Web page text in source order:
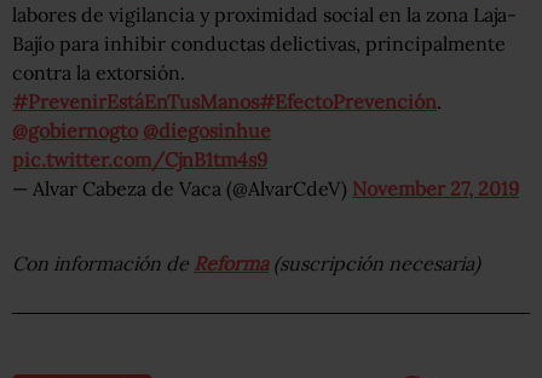
labores de vigilancia y proximidad social en la zona Laja-
Bajío para inhibir conductas delictivas, principalmente
contra la extorsión.
#PrevenirEstáEnTusManos#EfectoPrevención.
@gobiernogto @diegosinhue
pic.twitter.com/CjnB1tm4s9
— Alvar Cabeza de Vaca (@AlvarCdeV) November 27, 2019
Con información de Reforma(suscripción necesaria)